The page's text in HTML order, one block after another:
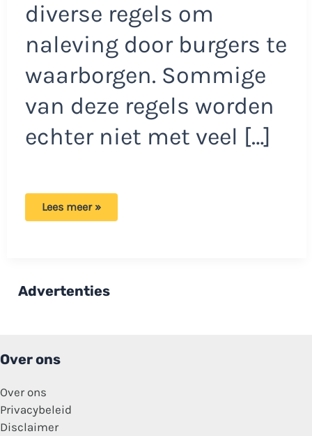
diverse regels om
naleving door burgers te
waarborgen. Sommige
van deze regels worden
echter niet met veel […]
Nieuwe
hogere
boetes!
Lees meer »
Advertenties
Over ons
Over ons
Privacybeleid
Disclaimer